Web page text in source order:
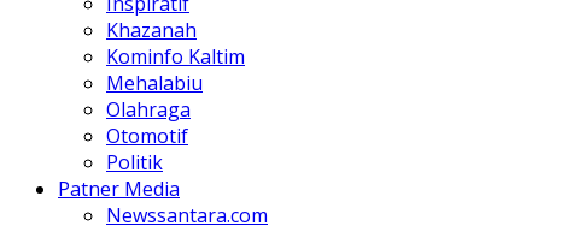
Khazanah
Kominfo Kaltim
Mehalabiu
Olahraga
Otomotif
Politik
Patner Media
Newssantara.com